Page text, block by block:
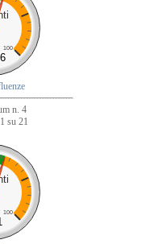
100
n. 4
su 21
100